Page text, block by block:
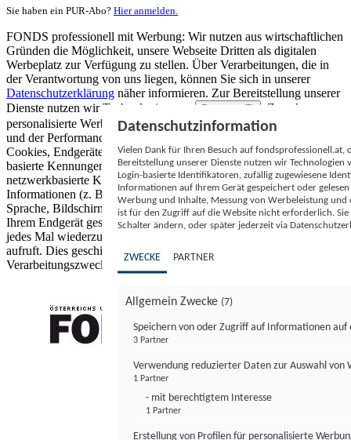
Sie haben ein PUR-Abo? Hier anmelden.
FONDS professionell mit Werbung: Wir nutzen aus wirtschaftlichen
Gründen die Möglichkeit, unsere Webseite Dritten als digitalen
Werbeplatz zur Verfügung zu stellen. Über Verarbeitungen, die in
der Verantwortung von uns liegen, können Sie sich in unserer
Datenschutzerklärung näher informieren. Zur Bereitstellung unserer
Dienste nutzen wir Technologien von
Partnern (5)
. Zwecke:
personalisierte Werbung und Inhalte, Messung von Werbeleistung
und der Performance von Inhalten sowie Zielgruppenforschung.
Cookies, Endgeräte- oder ähnliche Online-Kennungen (z. B. login-
basierte Kennungen, zufällig generierte Kennungen,
netzwerkbasierte Kennungen) können zusammen mit anderen
Informationen (z. B. Browsertyp und Browserinformationen,
Sprache, Bildschirmgröße, unterstützte Technologien usw.) auf
Ihrem Endgerät gespeichert oder von dort ausgelesen werden, um es
jedes Mal wiederzuerkennen, wenn es eine App oder einer Webseite
aufruft. Dies geschieht für einen oder mehrere der hier aufgeführten
Verarbeitungszwecke.
Datenschutzinformation
Vielen Dank für Ihren Besuch auf
Bereitstellung unserer Dienste nutzen wir Technologien
Login-basierte Identifikatoren, zufällig zugewiesene
Informationen auf Ihrem Gerät gespeichert oder
Werbung und Inhalte, Messung von Werbeleistung
ist für den Zugriff auf die Website nicht erforderlich.
Schalter ändern, oder später jederzeit via
ZWECKE PARTNER
Allgemein Zwecke (7)
Speichern von oder Zugriff auf Informationen auf
3 Partner
Verwendung reduzierter Daten zur Auswahl von
1 Partner
- mit berechtigtem Interesse
1 Partner
Erstellung von Profilen für personalisierte
FONDS professionell